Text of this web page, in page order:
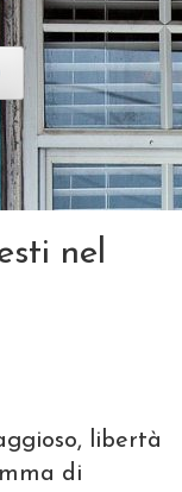
nel
libertà
di